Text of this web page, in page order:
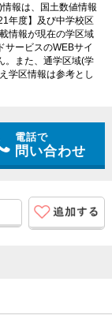
報は、国土数値情報
年度】及び中学校区
情報が現在の学区域
サービスのWEBサイ
。また、通学区域(学
学区情報は参考とし
電話で
問い合わせ